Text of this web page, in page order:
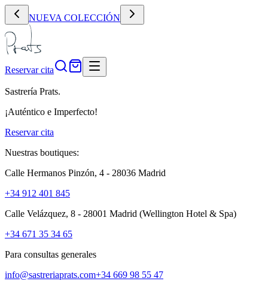
NUEVA COLECCIÓN
Reservar cita
Sastrería Prats.
¡Auténtico e Imperfecto!
Reservar cita
Nuestras boutiques:
Calle Hermanos Pinzón, 4 - 28036 Madrid
+34 912 401 845
Calle Velázquez, 8 - 28001 Madrid (Wellington Hotel & Spa)
+34 671 35 34 65
Para consultas generales
info@sastreriaprats.com+34 669 98 55 47